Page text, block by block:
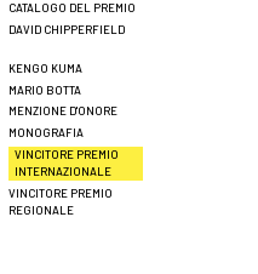
CATALOGO DEL PREMIO
DAVID CHIPPERFIELD
KENGO KUMA
MARIO BOTTA
MENZIONE D'ONORE
MONOGRAFIA
VINCITORE PREMIO
INTERNAZIONALE
VINCITORE PREMIO
REGIONALE